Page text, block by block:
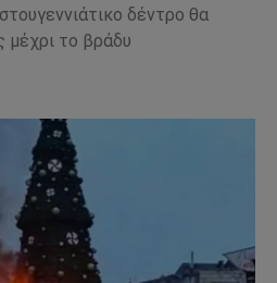
δέντρο θα
το βράδυ